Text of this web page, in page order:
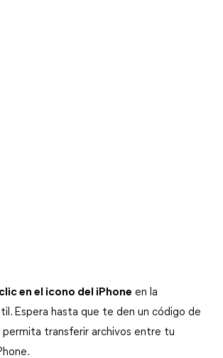
en el icono del iPhone en la
Espera hasta que te den un código de
transferir archivos entre tu